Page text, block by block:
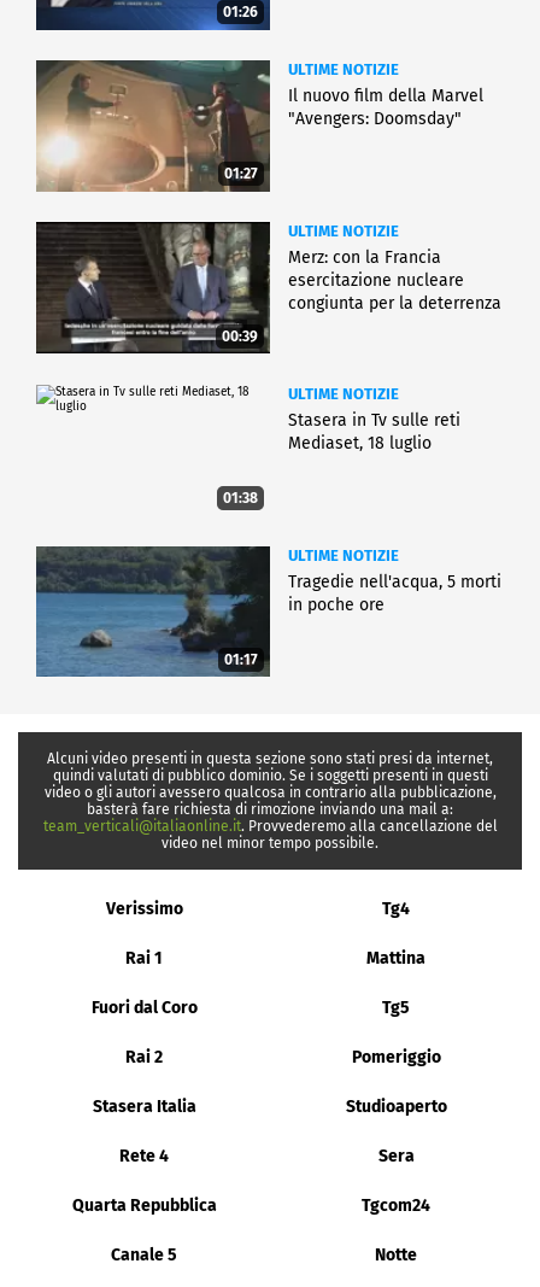
01:26
01:27
ULTIME NOTIZIE
Il nuovo film della Marvel
"Avengers: Doomsday"
00:39
ULTIME NOTIZIE
Merz: con la Francia
esercitazione nucleare
congiunta per la deterrenza
01:38
ULTIME NOTIZIE
Stasera in Tv sulle reti
Mediaset, 18 luglio
01:17
ULTIME NOTIZIE
Tragedie nell'acqua, 5 morti
in poche ore
Alcuni video presenti in questa sezione sono stati presi da internet,
quindi valutati di pubblico dominio. Se i soggetti presenti in questi
video o gli autori avessero qualcosa in contrario alla pubblicazione,
basterà fare richiesta di rimozione inviando una mail a:
team_verticali@italiaonline.it. Provvederemo alla cancellazione del
video nel minor tempo possibile.
Verissimo Tg4
Rai 1 Mattina
Fuori dal Coro Tg5
Rai 2 Pomeriggio
Stasera Italia Studioaperto
Rete 4 Sera
Quarta Repubblica Tgcom24
Canale 5 Notte